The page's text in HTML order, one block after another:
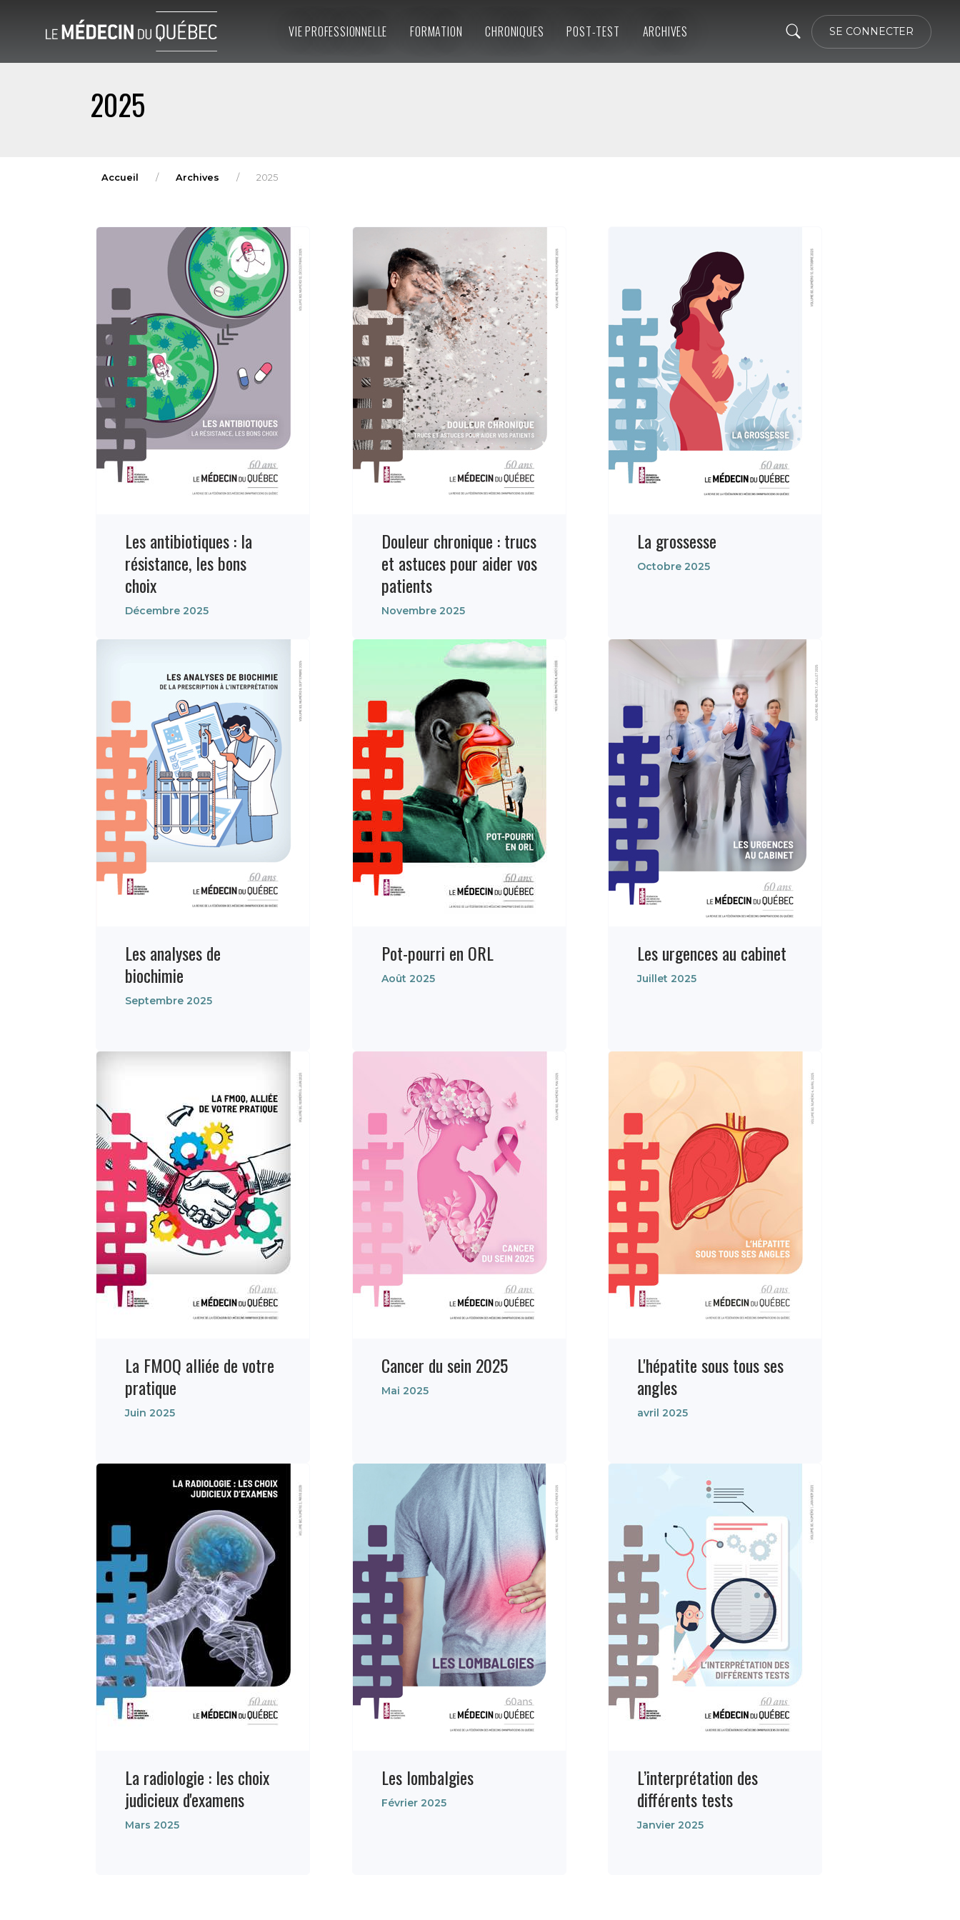
SE CONNECTER
VIE PROFESSIONNELLE FORMATION CHRONIQUES POST-TEST ARCHIVES
2025
Accueil Archives 2025
Les antibiotiques : la
résistance, les bons
choix
Décembre 2025
Douleur chronique : trucs
et astuces pour aider vos
patients
Novembre 2025
La grossesse
Octobre 2025
Les analyses de
biochimie
Septembre 2025
Pot-pourri en ORL
Août 2025
Les urgences au cabinet
Juillet 2025
La FMOQ alliée de votre
pratique
Juin 2025
Cancer du sein 2025
Mai 2025
L'hépatite sous tous ses
angles
avril 2025
La radiologie : les choix
judicieux d'examens
Mars 2025
Les lombalgies
Février 2025
L’interprétation des
différents tests
Janvier 2025